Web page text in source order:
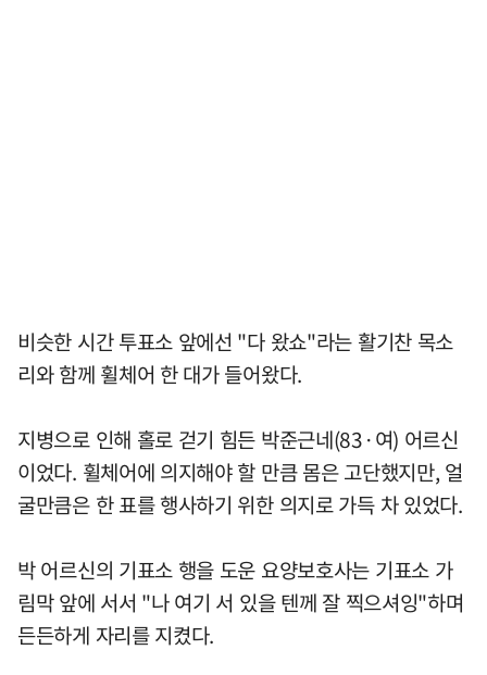
비슷한 시간 투표소 앞에선 "다 왔쇼"라는 활기찬 목소
리와 함께 휠체어 한 대가 들어왔다.
지병으로 인해 홀로 걷기 힘든 박준근네(83·여) 어르신
이었다. 휠체어에 의지해야 할 만큼 몸은 고단했지만, 얼
굴만큼은 한 표를 행사하기 위한 의지로 가득 차 있었다.
박 어르신의 기표소 행을 도운 요양보호사는 기표소 가
림막 앞에 서서 "나 여기 서 있을 텐께 잘 찍으셔잉"하며
든든하게 자리를 지켰다.